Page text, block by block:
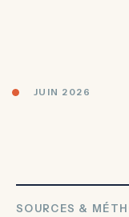
JUIN 2026
SOURCES &